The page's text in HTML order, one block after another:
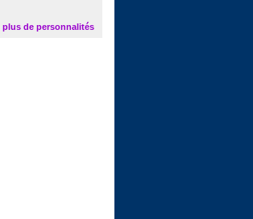
plus de personnalités